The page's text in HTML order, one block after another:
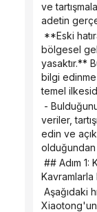
ve
adetin
bölgesel
yasaktır.**
bilgi
temel
veriler,
edin ve
olduğundan
Kavramlarla
Xiaotong'un